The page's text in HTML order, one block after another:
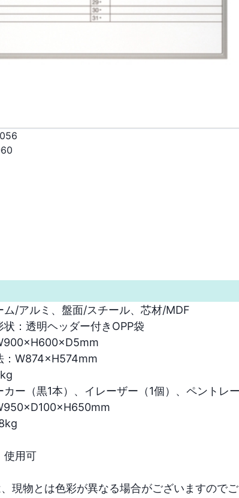
/アルミ、盤面/スチール、芯材/MDF
：透明ヘッダー付きOPP袋
：W874×H574mm
ー（黒1本）、イレーザー（1個）、ペントレ
使用可
現物とは色彩が異なる場合がございますのでご